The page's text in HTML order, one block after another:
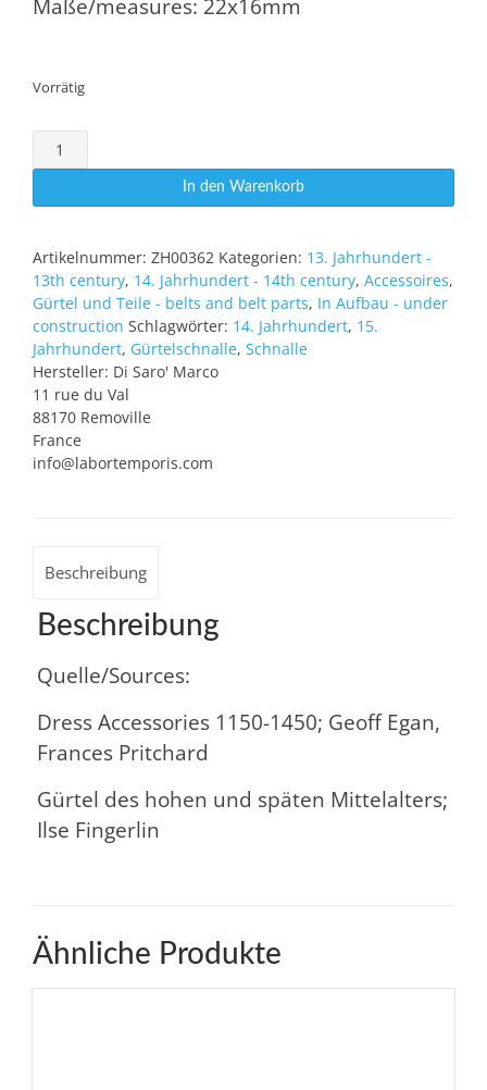
Maße/measures: 22x16mm
Vorrätig
Schnalle
Perlstab
In den Warenkorb
Artikelnummer: ZH00362 Kategorien: 13. Jahrhundert -
13th century, 14. Jahrhundert - 14th century, Accessoires,
Gürtel und Teile - belts and belt parts, In Aufbau - under
construction Schlagwörter: 14. Jahrhundert, 15.
Jahrhundert, Gürtelschnalle, Schnalle
Hersteller: Di Saro' Marco
11 rue du Val
88170 Removille
France
info@labortemporis.com
Beschreibung
Beschreibung
Quelle/Sources:
Dress Accessories 1150-1450; Geoff Egan,
Frances Pritchard
Gürtel des hohen und späten Mittelalters;
Ilse Fingerlin
Ähnliche Produkte